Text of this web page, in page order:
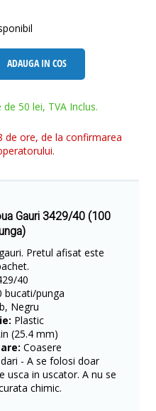
ADAUGA IN COS
50 lei, TVA Inclus.
de ore, de la confirmarea
Gauri 3429/40 (100
Pretul afisat este
40
bucati/punga
Negru
Plastic
(25.4 mm)
Coasere
- A se folosi doar
usca in uscator. A nu se
chimic.